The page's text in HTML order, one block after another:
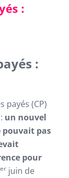
:
:
payés (CP)
un nouvel
pouvait pas
pour
er juin de